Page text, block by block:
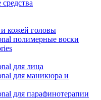
и кожей головы
полимерные воски
для лица
для маникюра и
для парафинотерапии